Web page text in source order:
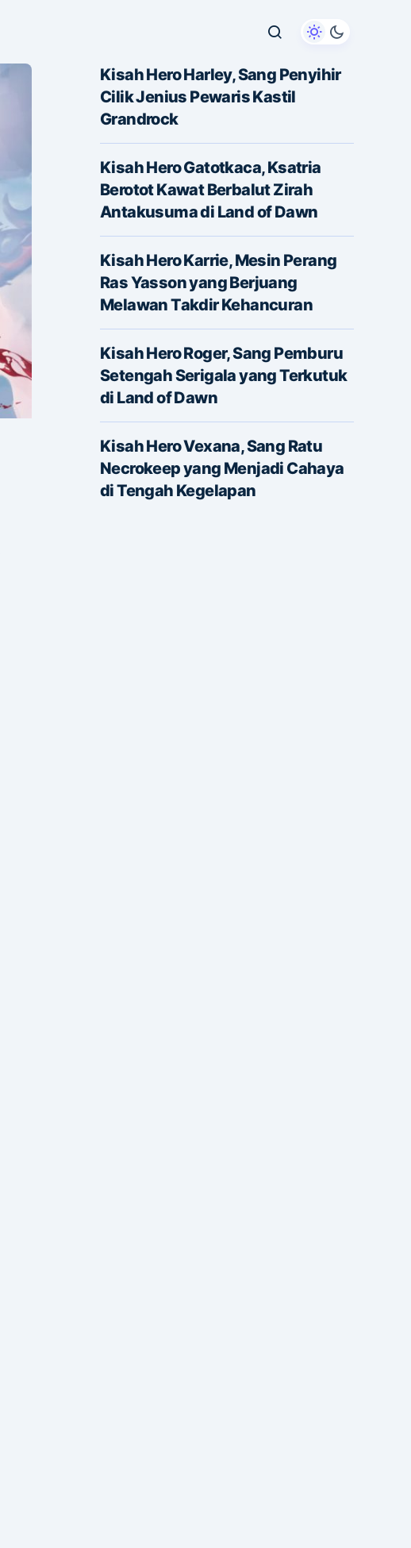
Kisah Hero Harley, Sang Penyihir
Cilik Jenius Pewaris Kastil
Grandrock
Kisah Hero Gatotkaca, Ksatria
Berotot Kawat Berbalut Zirah
Antakusuma di Land of Dawn
Kisah Hero Karrie, Mesin Perang
Ras Yasson yang Berjuang
Melawan Takdir Kehancuran
Kisah Hero Roger, Sang Pemburu
Setengah Serigala yang Terkutuk
di Land of Dawn
Kisah Hero Vexana, Sang Ratu
Necrokeep yang Menjadi Cahaya
di Tengah Kegelapan